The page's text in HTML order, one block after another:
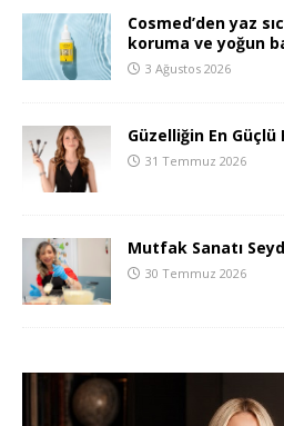
Cosmed’den yaz
koruma ve yoğun
3 Ağustos 2026
Güzelliğin En Güçlü
31 Temmuz 2026
Mutfak Sanatı
30 Temmuz 2026